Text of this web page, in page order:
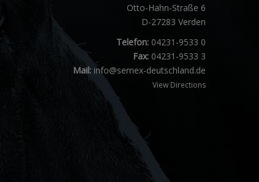
Otto-Hahn-Straße 6
D-27283 Verden
Telefon:04231-9533 0
Fax:04231-9533 3
Mail: info@semex-deutschland.de
View Directions